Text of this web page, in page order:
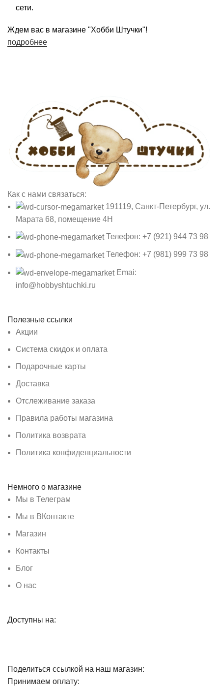
сети.
Ждем вас в магазине "Хобби Штучки"!
подробнее
Как с нами связаться:
191119, Санкт-Петербург, ул.
Марата 68, помещение 4Н
Телефон: +7 (921) 944 73 98
Телефон: +7 (981) 999 73 98
Emai:
info@hobbyshtuchki.ru
Полезные ссылки
Акции
Система скидок и оплата
Подарочные карты
Доставка
Отслеживание заказа
Правила работы магазина
Политика возврата
Политика конфиденциальности
Немного о магазине
Мы в Телеграм
Мы в ВКонтакте
Магазин
Контакты
Блог
О нас
Доступны на:
Поделиться ссылкой на наш магазин:
Принимаем оплату: